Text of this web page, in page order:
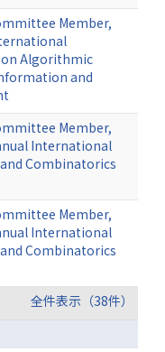
Member,
Algorithmic
and
Member,
International
Combinatorics
Member,
International
Combinatorics
全件表示（38件）